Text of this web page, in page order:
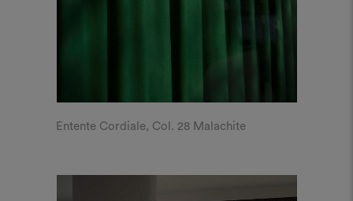
Entente Cordiale, Col. 28 Malachite